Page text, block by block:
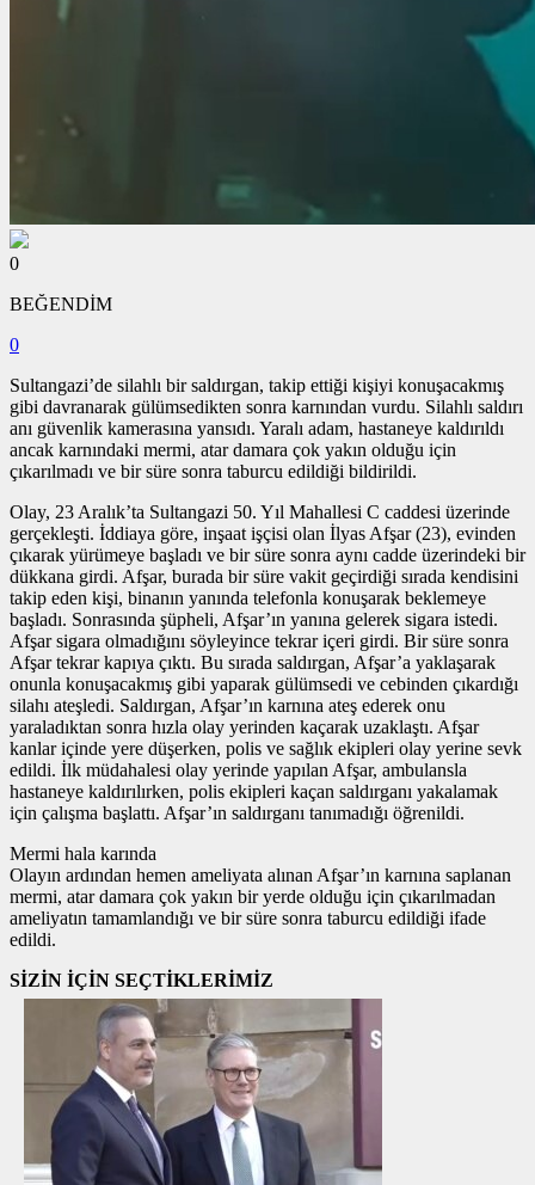
0
BEĞENDİM
0
Sultangazi’de silahlı bir saldırgan, takip ettiği kişiyi konuşacakmış
gibi davranarak gülümsedikten sonra karnından vurdu. Silahlı saldırı
anı güvenlik kamerasına yansıdı. Yaralı adam, hastaneye kaldırıldı
ancak karnındaki mermi, atar damara çok yakın olduğu için
çıkarılmadı ve bir süre sonra taburcu edildiği bildirildi.
Olay, 23 Aralık’ta Sultangazi 50. Yıl Mahallesi C caddesi üzerinde
gerçekleşti. İddiaya göre, inşaat işçisi olan İlyas Afşar (23), evinden
çıkarak yürümeye başladı ve bir süre sonra aynı cadde üzerindeki bir
dükkana girdi. Afşar, burada bir süre vakit geçirdiği sırada kendisini
takip eden kişi, binanın yanında telefonla konuşarak beklemeye
başladı. Sonrasında şüpheli, Afşar’ın yanına gelerek sigara istedi.
Afşar sigara olmadığını söyleyince tekrar içeri girdi. Bir süre sonra
Afşar tekrar kapıya çıktı. Bu sırada saldırgan, Afşar’a yaklaşarak
onunla konuşacakmış gibi yaparak gülümsedi ve cebinden çıkardığı
silahı ateşledi. Saldırgan, Afşar’ın karnına ateş ederek onu
yaraladıktan sonra hızla olay yerinden kaçarak uzaklaştı. Afşar
kanlar içinde yere düşerken, polis ve sağlık ekipleri olay yerine sevk
edildi. İlk müdahalesi olay yerinde yapılan Afşar, ambulansla
hastaneye kaldırılırken, polis ekipleri kaçan saldırganı yakalamak
için çalışma başlattı. Afşar’ın saldırganı tanımadığı öğrenildi.
Mermi hala karında
Olayın ardından hemen ameliyata alınan Afşar’ın karnına saplanan
mermi, atar damara çok yakın bir yerde olduğu için çıkarılmadan
ameliyatın tamamlandığı ve bir süre sonra taburcu edildiği ifade
edildi.
SİZİN İÇİN SEÇTİKLERİMİZ